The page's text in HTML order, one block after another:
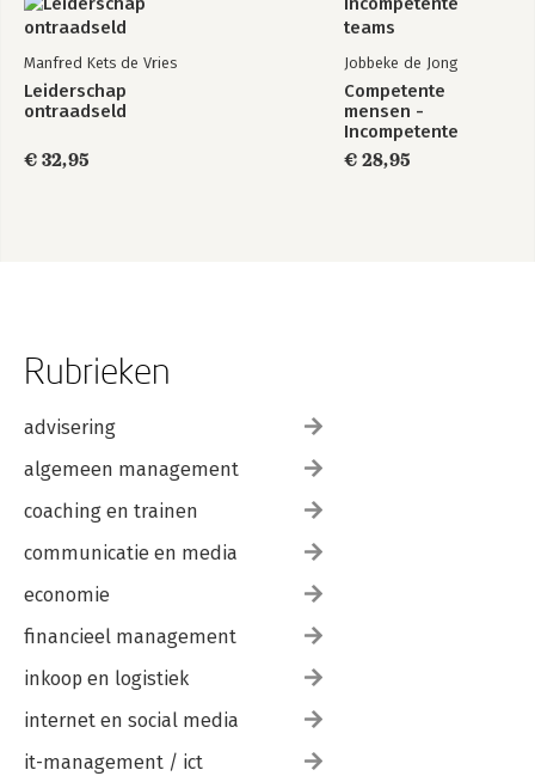
De werkvloer is de beste universiteit
Leiderschap moet je verdienen
Frederik Willem de Klerk
Wij horen allemaal bij elkaar
Manfred Kets de Vries
Leiderschap
ontraadseld
€ 32,95
Jobbeke de Jong
Competente
mensen -
Incompetente
teams
€ 28,95
Rubrieken
advisering
algemeen management
coaching en trainen
communicatie en media
economie
financieel management
inkoop en logistiek
internet en social media
it-management / ict